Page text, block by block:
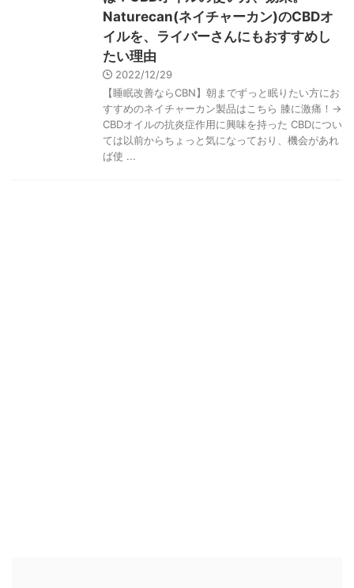
Naturecan(ネイチャーカン)のCBDオ
イルを、ライバーさんにもおすすめし
たい理由
2022/12/29
【睡眠改善ならCBN】朝までずっと眠りたい方にお
すすめのネイチャーカン製品はこちら 膝に激痛！→
CBDオイルの抗炎症作用に興味を持った CBDについ
ては以前からちょっと気になっており、機会があれ
ば使 ...